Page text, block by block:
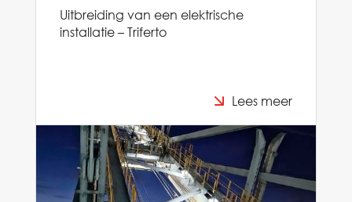
Uitbreiding van een elektrische
installatie – Triferto
Lees meer